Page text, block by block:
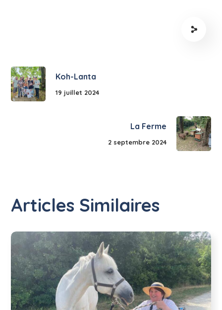
Koh-Lanta
19 juillet 2024
La Ferme
2 septembre 2024
Articles Similaires